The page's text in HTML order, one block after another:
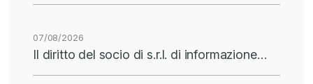
07/08/2026
Il diritto del socio di s.r.l. di informazione…